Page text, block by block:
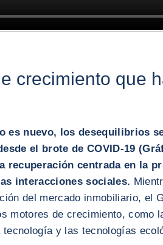
crecimiento que
es nuevo, los desequilibrios
el brote de COVID-19
recuperación centrada en la
interacciones sociales.
del mercado inmobiliario, el
motores de crecimiento, como
tecnología y las tecnologías